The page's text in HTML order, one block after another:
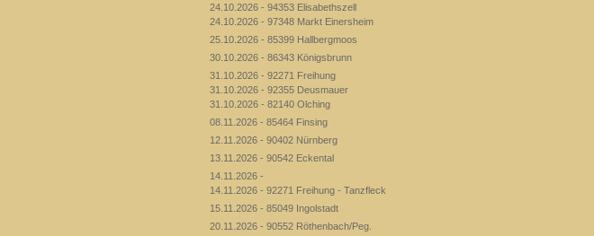
24.10.2026 - 94353 Elisabethszell
24.10.2026 - 97348 Markt Einersheim
25.10.2026 - 85399 Hallbergmoos
30.10.2026 - 86343 Königsbrunn
31.10.2026 - 92271 Freihung
31.10.2026 - 92355 Deusmauer
31.10.2026 - 82140 Olching
08.11.2026 - 85464 Finsing
12.11.2026 - 90402 Nürnberg
13.11.2026 - 90542 Eckental
14.11.2026 -
14.11.2026 - 92271 Freihung - Tanzfleck
15.11.2026 - 85049 Ingolstadt
20.11.2026 - 90552 Röthenbach/Peg.